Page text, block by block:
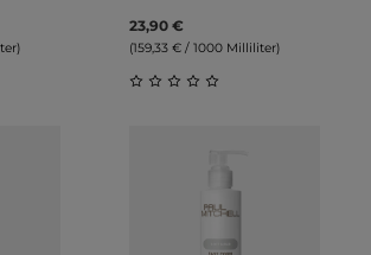
23,90 €
(159,33 € / 1000 Milliliter)